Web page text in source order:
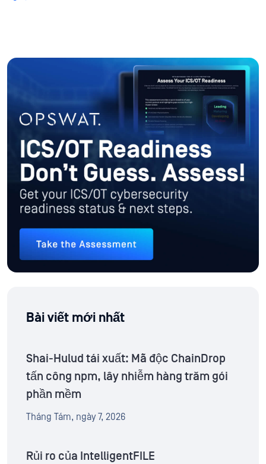
Bài viết mới nhất
Shai-Hulud tái xuất: Mã độc ChainDrop
tấn công npm, lây nhiễm hàng trăm gói
phần mềm
Tháng Tám, ngày 7, 2026
Rủi ro của IntelligentFILE